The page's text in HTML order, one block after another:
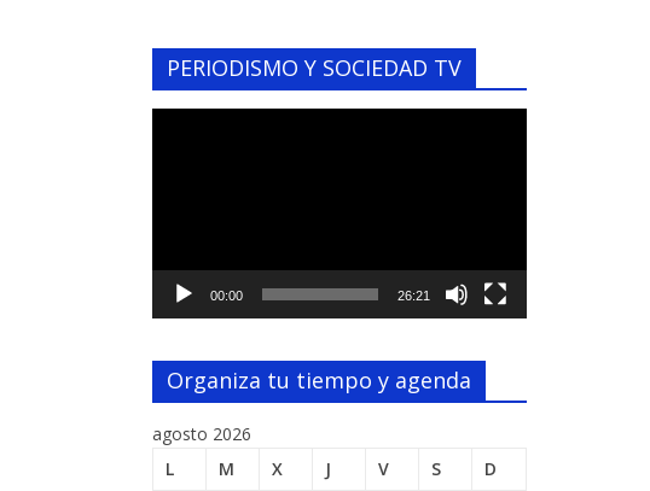
PERIODISMO Y SOCIEDAD TV
00:00 26:21
Organiza tu tiempo y agenda
agosto 2026
L
M X J V S D